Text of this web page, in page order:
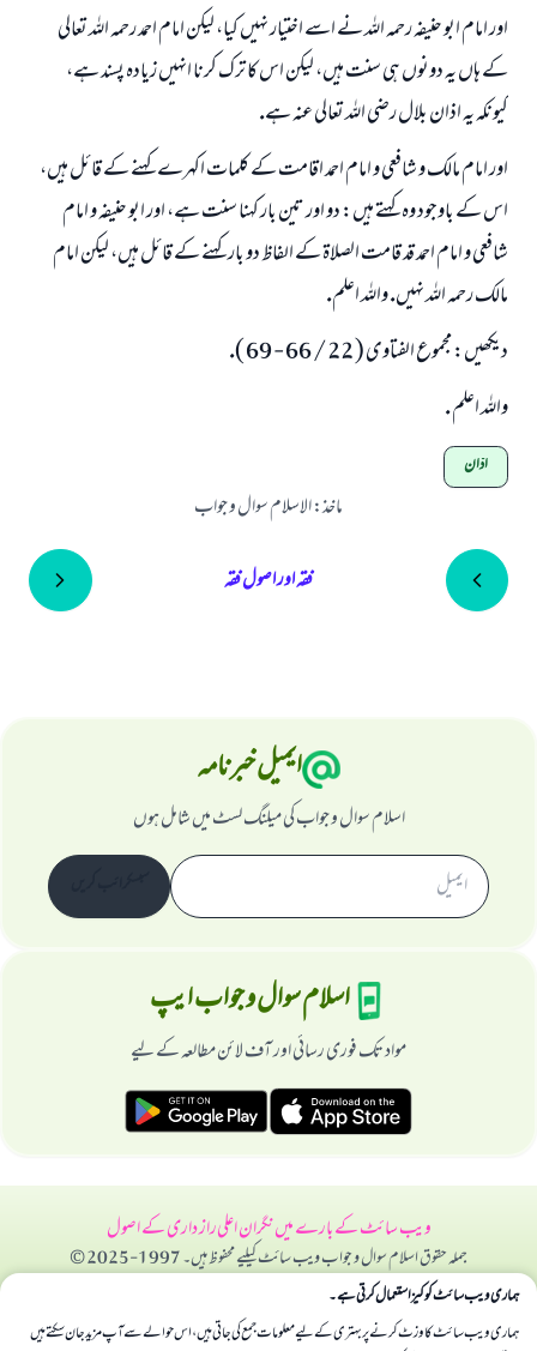
اور امام ابو حنيفہ رحمہ اللہ نے اسے اختيار نہيں كيا، ليكن امام احمد رحمہ اللہ تعالى
كے ہاں يہ دونوں ہى سنت ہيں، ليكن اس كا ترك كرنا انہيں زيادہ پسند ہے،
كيونكہ يہ اذان بلال رضى اللہ تعالى عنہ ہے.
اور امام مالك و شافعى و امام احمد اقامت كے كلمات اكہرے كہنے كے قائل ہيں،
اس كے باوجود وہ كہتے ہيں: دو اور تين بار كہنا سنت ہے، اور ابو حنيفہ و امام
شافعى و امام احمد قد قامت الصلاۃ كے الفاظ دو بار كہنے كے قائل ہيں، ليكن امام
مالك رحمہ اللہ نہيں. واللہ اعلم.
ديكھيں: مجموع الفتاوى ( 22 / 66 - 69 ).
واللہ اعلم .
اذان
ماخذ:الاسلام سوال و جواب
فقہ اور اصول فقہ
ایمیل خبرنامہ
اسلام سوال و جواب کی میلنگ لسٹ میں شامل ہوں
اسلام سوال و جواب ایپ
مواد تک فوری رسائی اور آف لائن مطالعہ کے لیے
ویب سائٹ کے بارے میںنگران اعلیراز داری کے اصول
جملہ حقوق اسلام سوال و جواب ویب سائٹ کیلیے محفوظ ہیں۔ 1997-2025 ©
ہماری ویب سائٹ کوکیز استعمال کرتی ہے۔
ہماری ویب سائٹ کا وزٹ کرنے پر بہتری کے لیے معلومات جمع کی جاتی ہیں، اس حوالے سے آپ مزید جان سکتے ہیں